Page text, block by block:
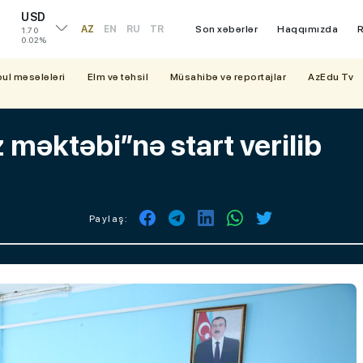
USD
1.70
0.02%
AZ EN RU TR Son xəbərlər Haqqımızda
məsələləri Elm və təhsil Müsahibə və reportajlar AzEdu Tv
məktəbi”nə start verilib
Paylaş: